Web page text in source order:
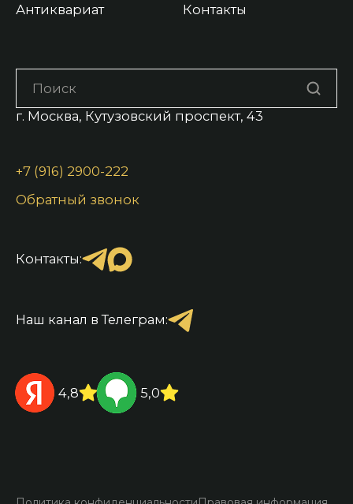
Антиквариат
Контакты
г. Москва, Кутузовский проспект, 43
+7 (916) 2900-222
Обратный звонок
Контакты:
Наш канал в Телеграм:
4,8 5,0